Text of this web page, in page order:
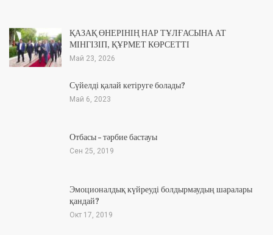
ҚАЗАҚ ӨНЕРІНІҢ НАР ТҰЛҒАСЫНА АТ
МІНГІЗІП, ҚҰРМЕТ КӨРСЕТТІ
Май 23, 2026
Сүйелді қалай кетіруге болады?
Май 6, 2023
Отбасы – тәрбие бастауы
Сен 25, 2019
Эмоционалдық күйреуді болдырмаудың шаралары
қандай?
Окт 17, 2019